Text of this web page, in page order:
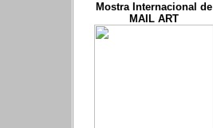
Mostra Internacional de
MAIL ART